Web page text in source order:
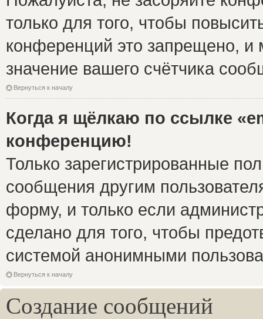
только для того, чтобы
конференций это запрещено, и
значение вашего счётчика
Вернуться к началу
Когда я щёлкаю по ссылке
конференцию!
Только зарегистрированные
сообщения другим
форму, и только если
сделано для того, чтобы
системой анонимными
Вернуться к началу
Создание сообщений